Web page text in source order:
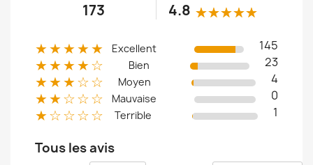
173 4.8
★★★★★ Excellent
145
★★★★☆
Bien
23
★★★☆☆
Moyen
4
★★☆☆☆
Mauvaise
0
★☆☆☆☆
Terrible 1
Tous les avis